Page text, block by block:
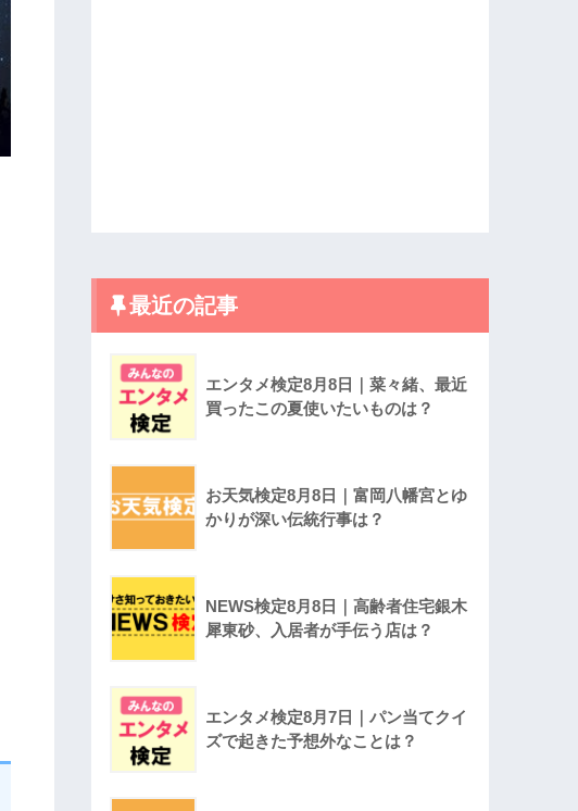
最近の記事
エンタメ検定8月8日｜菜々緒、最近
買ったこの夏使いたいものは？
お天気検定8月8日｜富岡八幡宮とゆ
かりが深い伝統行事は？
NEWS検定8月8日｜高齢者住宅銀木
犀東砂、入居者が手伝う店は？
エンタメ検定8月7日｜パン当てクイ
ズで起きた予想外なことは？